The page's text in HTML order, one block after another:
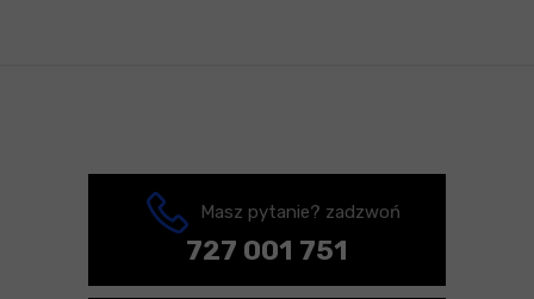
Masz pytanie? zadzwoń
727 001 751